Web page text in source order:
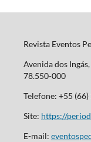
Revista Eventos
Avenida dos
78.550-000
Telefone: +55
Site: https://
E-mail: